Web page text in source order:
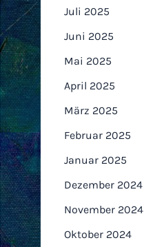
Juli 2025
Juni 2025
Mai 2025
April 2025
März 2025
Februar 2025
Januar 2025
Dezember 2024
November 2024
Oktober 2024